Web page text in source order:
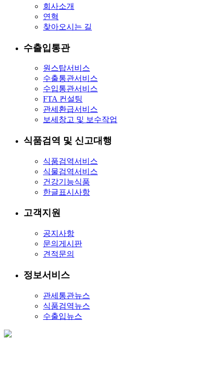
회사소개
연혁
찾아오시는 길
수출입통관
원스탑서비스
수출통관서비스
수입통관서비스
FTA 컨설팅
관세환급서비스
보세창고 및 보수작업
식품검역 및 신고대행
식품검역서비스
식물검역서비스
건강기능식품
한글표시사항
고객지원
공지사항
문의게시판
견적문의
정보서비스
관세통관뉴스
식품검역뉴스
수출입뉴스